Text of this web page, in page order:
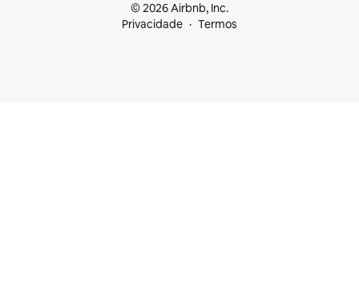
© 2026 Airbnb, Inc.
Privacidade
Termos